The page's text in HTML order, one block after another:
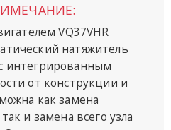
VQ37VHR
натяжитель
интегрированным
от конструкции и
как замена
и замена всего узла